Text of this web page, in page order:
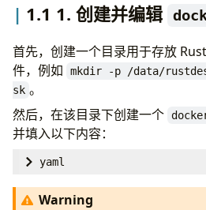
1.1 1. 创建并编辑
首先，创建一个目录用于存放
件，例如
mkdir -p /data/
sk 。
然后，在该目录下创建一个
并填入以下内容：
yaml
Warning